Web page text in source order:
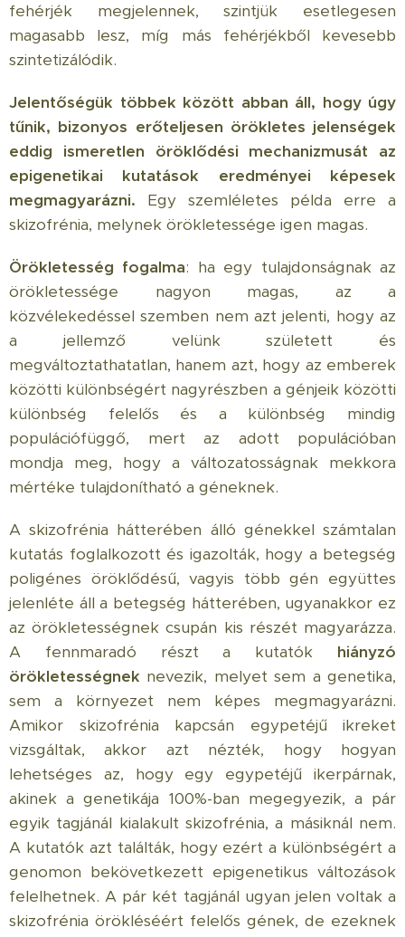
fehérjék megjelennek, szintjük esetlegesen
magasabb lesz, míg más fehérjékből kevesebb
szintetizálódik.
Jelentőségük többek között abban áll, hogy úgy
tűnik, bizonyos erőteljesen örökletes jelenségek
eddig ismeretlen öröklődési mechanizmusát az
epigenetikai kutatások eredményei képesek
megmagyarázni. Egy szemléletes példa erre a
skizofrénia, melynek örökletessége igen magas.
Örökletesség fogalma: ha egy tulajdonságnak az
örökletessége nagyon magas, az a
közvélekedéssel szemben nem azt jelenti, hogy az
a jellemző velünk született és
megváltoztathatatlan, hanem azt, hogy az emberek
közötti különbségért nagyrészben a génjeik közötti
különbség felelős és a különbség mindig
populációfüggő, mert az adott populációban
mondja meg, hogy a változatosságnak mekkora
mértéke tulajdonítható a géneknek.
A skizofrénia hátterében álló génekkel számtalan
kutatás foglalkozott és igazolták, hogy a betegség
poligénes öröklődésű, vagyis több gén együttes
jelenléte áll a betegség hátterében, ugyanakkor ez
az örökletességnek csupán kis részét magyarázza.
A fennmaradó részt a kutatók hiányzó
örökletességnek nevezik, melyet sem a genetika,
sem a környezet nem képes megmagyarázni.
Amikor skizofrénia kapcsán egypetéjű ikreket
vizsgáltak, akkor azt nézték, hogy hogyan
lehetséges az, hogy egy egypetéjű ikerpárnak,
akinek a genetikája 100%-ban megegyezik, a pár
egyik tagjánál kialakult skizofrénia, a másiknál nem.
A kutatók azt találták, hogy ezért a különbségért a
genomon bekövetkezett epigenetikus változások
felelhetnek. A pár két tagjánál ugyan jelen voltak a
skizofrénia örökléséért felelős gének, de ezeknek